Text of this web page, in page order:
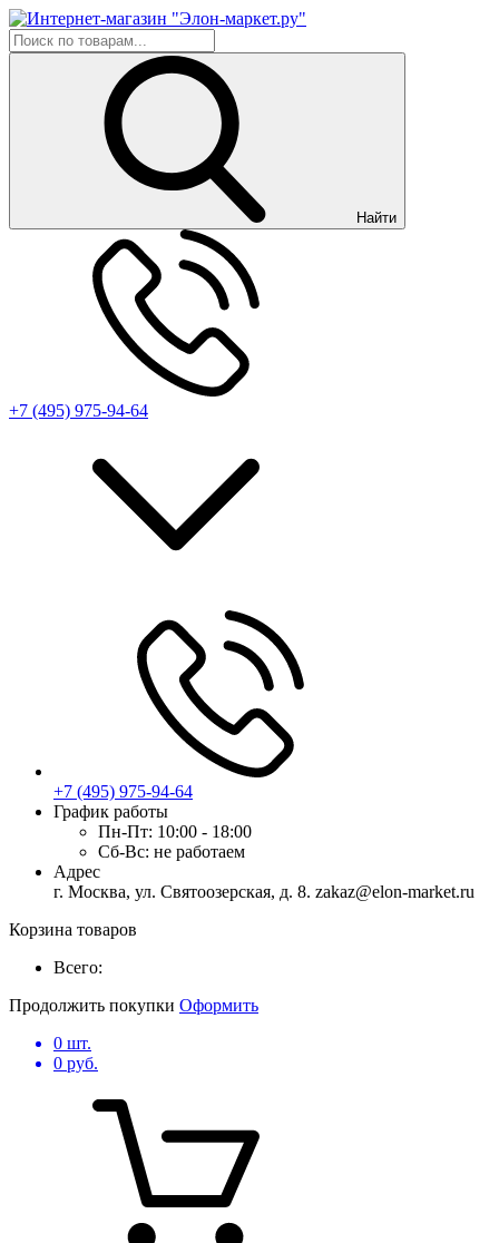
Найти
+7 (495) 975-94-64
+7 (495) 975-94-64
График работы
Пн-Пт: 10:00 - 18:00
Сб-Вс: не работаем
Адрес
г. Москва, ул. Святоозерская, д. 8. zakaz@elon-market.ru
Корзина товаров
Всего:
Продолжить покупки Оформить
0 шт.
0 руб.